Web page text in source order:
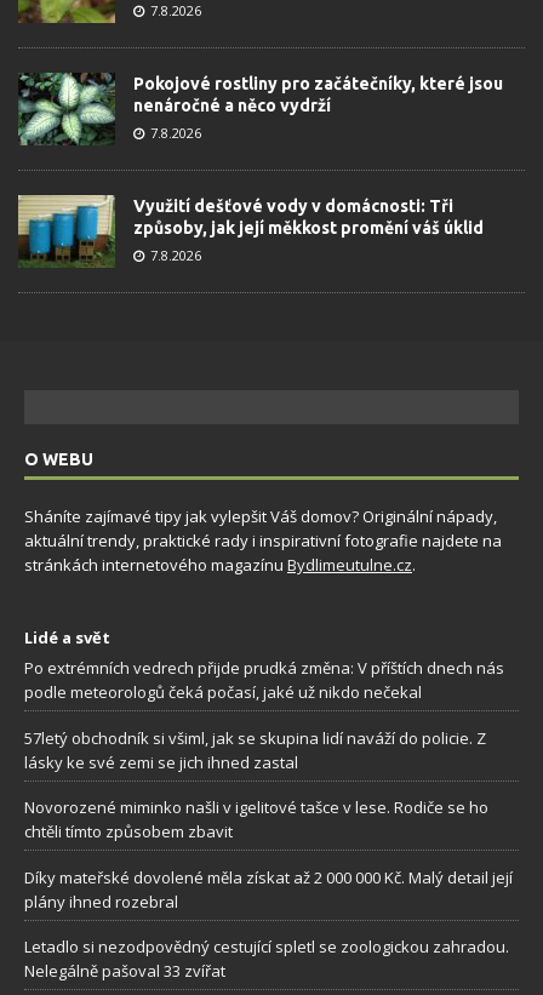
7.8.2026
Pokojové rostliny pro začátečníky, které jsou
nenáročné a něco vydrží
7.8.2026
Využití dešťové vody v domácnosti: Tři
způsoby, jak její měkkost promění váš úklid
7.8.2026
O WEBU
Sháníte zajímavé tipy jak vylepšit Váš domov? Originální nápady,
aktuální trendy, praktické rady i inspirativní fotografie najdete na
stránkách internetového magazínu Bydlimeutulne.cz.
Lidé a svět
Po extrémních vedrech přijde prudká změna: V příštích dnech nás
podle meteorologů čeká počasí, jaké už nikdo nečekal
57letý obchodník si všiml, jak se skupina lidí naváží do policie. Z
lásky ke své zemi se jich ihned zastal
Novorozené miminko našli v igelitové tašce v lese. Rodiče se ho
chtěli tímto způsobem zbavit
Díky mateřské dovolené měla získat až 2 000 000 Kč. Malý detail její
plány ihned rozebral
Letadlo si nezodpovědný cestující spletl se zoologickou zahradou.
Nelegálně pašoval 33 zvířat